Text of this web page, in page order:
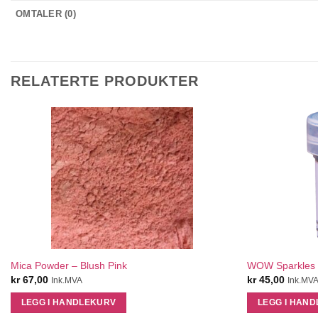
OMTALER (0)
RELATERTE PRODUKTER
QUICK VIEW
Mica Powder – Blush Pink
kr67,00 Ink.MVA
LEGG I HANDLEKURV
WOW
kr45,00 Ink.MVA
LEGG I